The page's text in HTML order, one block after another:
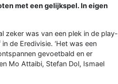
met een gelijkspel. In eigen
zeker was van een plek in de play-
de Eredivisie. ‘Het was een
gevoetbald en er
Mo Attaibi, Stefan Dol, Ismael